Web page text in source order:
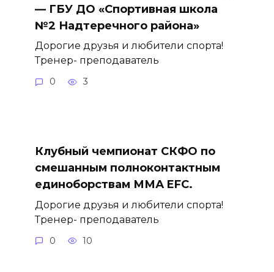
— ГБУ ДО «Спортивная школа
№2 Надтеречного района»
Дорогие друзья и любители спорта!
Тренер- преподаватель
0 3
Клубный чемпионат СКФО по
смешанным полноконтактным
единоборствам ММА EFC.
Дорогие друзья и любители спорта!
Тренер- преподаватель
0 10